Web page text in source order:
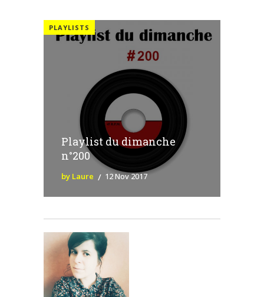
PLAYLISTS
Playlist du dimanche
n°200
by Laure 12 Nov 2017